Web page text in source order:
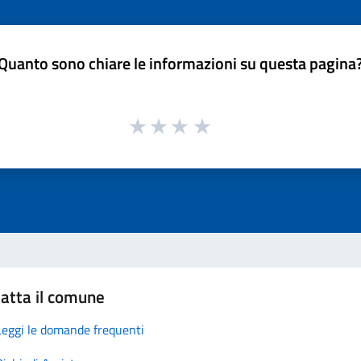
sono chiare le informazioni su questa
il comune
le domande frequenti